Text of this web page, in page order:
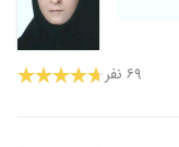
۶۹ نفر